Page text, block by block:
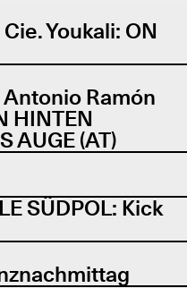
Youkali: ON
Ramón
HINTEN
AUGE (AT)
SÜDPOL: Kick